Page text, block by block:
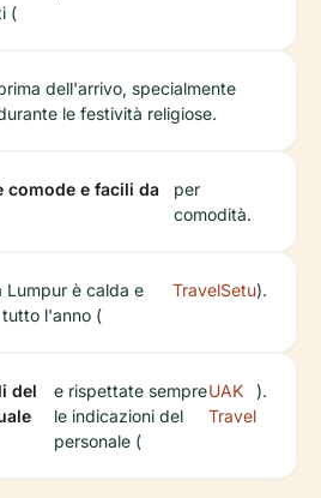
(
dell'arrivo, specialmente
le festività religiose.
comode e facili da
per
comodità.
Lumpur è calda e
tutto l'anno (
TravelSetu).
del
e rispettate sempre
le indicazioni del
personale (
UAK
Travel
).